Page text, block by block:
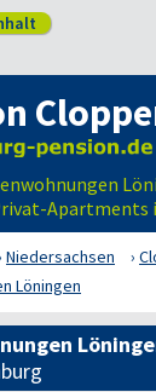
Apartments
Niedersachsen
Löningen